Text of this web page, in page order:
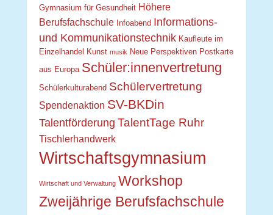
Gymnasium für Gesundheit Höhere
Berufsfachschule Infoabend Informations-
und Kommunikationstechnik Kaufleute im
Einzelhandel
Kunst musik Neue Perspektiven Postkarte
aus Europa Schüler:innenvertretung
Schülerkulturabend Schülervertretung
Spendenaktion SV-BKDin
Talentförderung TalentTage Ruhr
Tischlerhandwerk
Wirtschaftsgymnasium
Wirtschaft und Verwaltung Workshop
Zweijährige Berufsfachschule